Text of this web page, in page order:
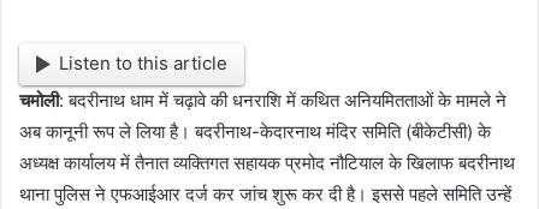
Listen to this article
चमोली: बदरीनाथ धाम में चढ़ावे की धनराशि में कथित अनियमितताओं के मामले ने
अब कानूनी रूप ले लिया है। बदरीनाथ-केदारनाथ मंदिर समिति (बीकेटीसी) के
अध्यक्ष कार्यालय में तैनात व्यक्तिगत सहायक प्रमोद नौटियाल के खिलाफ बदरीनाथ
थाना पुलिस ने एफआईआर दर्ज कर जांच शुरू कर दी है। इससे पहले समिति उन्हें